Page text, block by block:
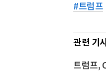
#트럼프
관련 기
트럼프,